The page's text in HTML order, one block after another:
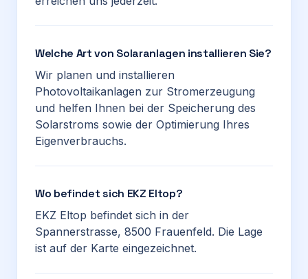
Welche Art von Solaranlagen installieren Sie?
Wir planen und installieren
Photovoltaikanlagen zur Stromerzeugung
und helfen Ihnen bei der Speicherung des
Solarstroms sowie der Optimierung Ihres
Eigenverbrauchs.
Wo befindet sich EKZ Eltop?
EKZ Eltop befindet sich in der
Spannerstrasse, 8500 Frauenfeld. Die Lage
ist auf der Karte eingezeichnet.